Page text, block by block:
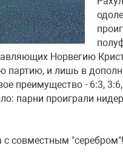
Норвегию
партию, и лишь в
преимущество - 6:3,
парни проиграли
совместным "серебром"!